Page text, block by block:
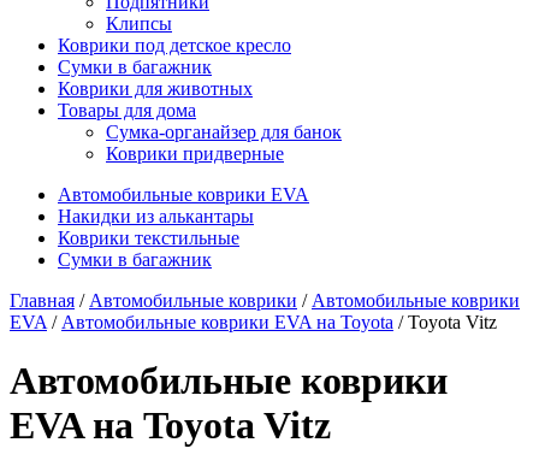
Клипсы
Коврики под детское кресло
Сумки в багажник
Коврики для животных
Товары для дома
Сумка-органайзер для банок
Коврики придверные
Автомобильные коврики EVA
Накидки из алькантары
Коврики текстильные
Сумки в багажник
Главная / Автомобильные коврики / Автомобильные коврики
EVA / Автомобильные коврики EVA на Toyota / Toyota Vitz
Автомобильные коврики
EVA на Toyota Vitz